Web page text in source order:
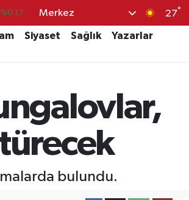
%0.17
%-19
Merkez 27°
Siyaset Sağlık
Yazarlar
bulundu.